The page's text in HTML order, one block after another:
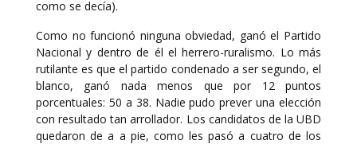
como se decía).
Como no funcionó ninguna obviedad, ganó el Partido
Nacional y dentro de él el herrero-ruralismo. Lo más
rutilante es que el partido condenado a ser segundo, el
blanco, ganó nada menos que por 12 puntos
porcentuales: 50 a 38. Nadie pudo prever una elección
con resultado tan arrollador. Los candidatos de la UBD
quedaron de a a pie, como les pasó a cuatro de los